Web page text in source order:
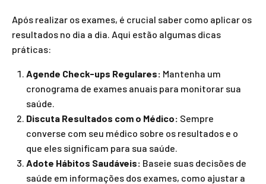
Após realizar os exames, é crucial saber como aplicar os
resultados no dia a dia. Aqui estão algumas dicas
práticas:
Agende Check-ups Regulares: Mantenha um
cronograma de exames anuais para monitorar sua
saúde.
Discuta Resultados com o Médico: Sempre
converse com seu médico sobre os resultados e o
que eles significam para sua saúde.
Adote Hábitos Saudáveis: Baseie suas decisões de
saúde em informações dos exames, como ajustar a